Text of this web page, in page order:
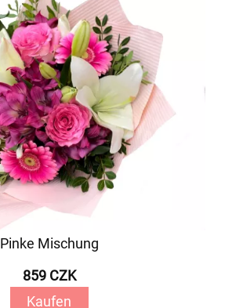
Pinke Mischung
859 CZK
Kaufen